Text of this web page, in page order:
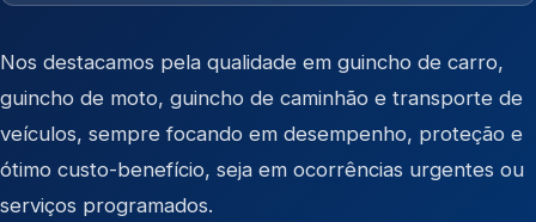
Nos destacamos pela qualidade em guincho de carro,
guincho de moto, guincho de caminhão e transporte de
veículos, sempre focando em desempenho, proteção e
ótimo custo-benefício, seja em ocorrências urgentes ou
serviços programados.